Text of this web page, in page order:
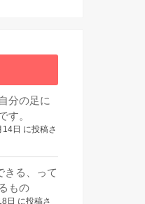
分の足に
す。
日 に投稿さ
きる、って
もの
日 に投稿さ